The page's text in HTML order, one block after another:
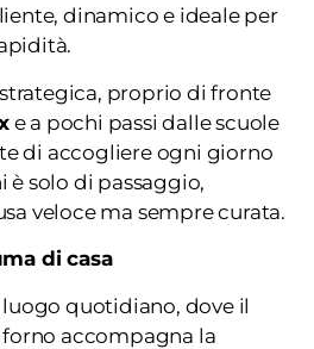
dinamico e ideale per
proprio di fronte
e a pochi passi dalle scuole
di accogliere ogni giorno
è solo di passaggio,
veloce ma sempre curata.
di casa
quotidiano, dove il
accompagna la